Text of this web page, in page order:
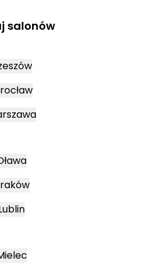
salonów